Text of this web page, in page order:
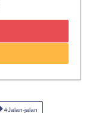
#Jalan-jalan